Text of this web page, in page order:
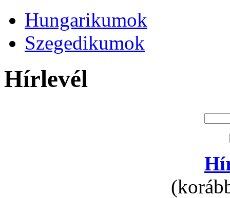
Hungarikumok
Szegedikumok
Hírlevél